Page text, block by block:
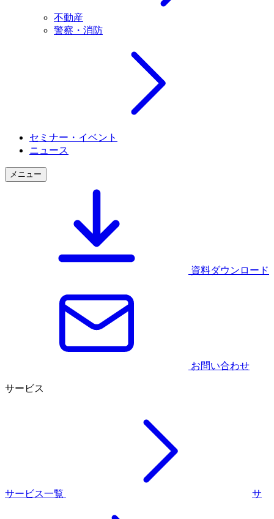
不動産
警察・消防
セミナー・イベント
ニュース
メニュー
資料ダウンロード
お問い合わせ
サービス
サービス一覧 サ